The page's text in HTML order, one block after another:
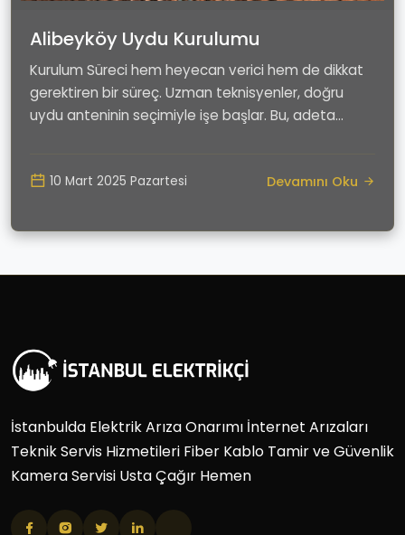
Alibeyköy Uydu Kurulumu
Kurulum Süreci hem heyecan verici hem de dikkat
gerektiren bir süreç. Uzman teknisyenler, doğru
uydu anteninin seçimiyle işe başlar. Bu, adeta
10 Mart 2025 Pazartesi Devamını Oku
İstanbulda Elektrik Arıza Onarımı İnternet Arızaları
Teknik Servis Hizmetileri Fiber Kablo Tamir ve Güvenlik
Kamera Servisi Usta Çağır Hemen